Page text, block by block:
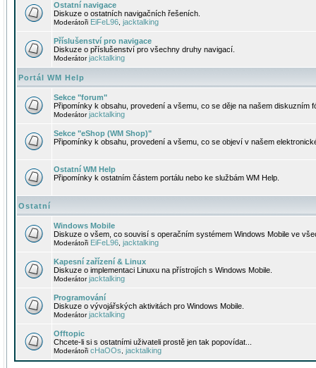
Ostatní navigace
Diskuze o ostatních navigačních řešeních.
Moderátoři EiFeL96 jacktalking
Příslušenství pro navigace
Diskuze o příslušenství pro všechny druhy navigací.
Moderátorjacktalking
Portál WM Help
Sekce "forum"
Připomínky k obsahu, provedení a všemu, co se děje na našem diskuzním
Moderátorjacktalking
Sekce "eShop (WM Shop)"
Připomínky k obsahu, provedení a všemu, co se objeví v našem
Ostatní WM Help
Připomínky k ostatním částem portálu nebo ke službám WM Help.
Ostatní
Windows Mobile
Diskuze o všem, co souvisí s operačním systémem Windows Mobile ve
Moderátoři EiFeL96 jacktalking
Kapesní zařízení & Linux
Diskuze o implementaci Linuxu na přístrojích s Windows Mobile.
Moderátorjacktalking
Programování
Diskuze o vývojářských aktivitách pro Windows Mobile.
Moderátorjacktalking
Offtopic
Chcete-li si s ostatními uživateli prostě jen tak popovídat...
Moderátoři cHaOOs jacktalking